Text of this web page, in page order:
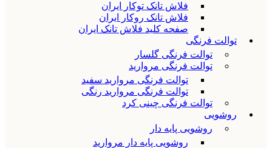
فلاش تانک توکار ایران
فلاش تانک روکار ایران
صفحه کلید فلاش تانک ایران
توالت فرنگی
توالت فرنگی گلسار
توالت فرنگی مروارید
توالت فرنگی مروارید سفید
توالت فرنگی مروارید رنگی
توالت فرنگی چینی کرد
روشویی
روشویی پایه دار
روشویی پایه دار مروارید